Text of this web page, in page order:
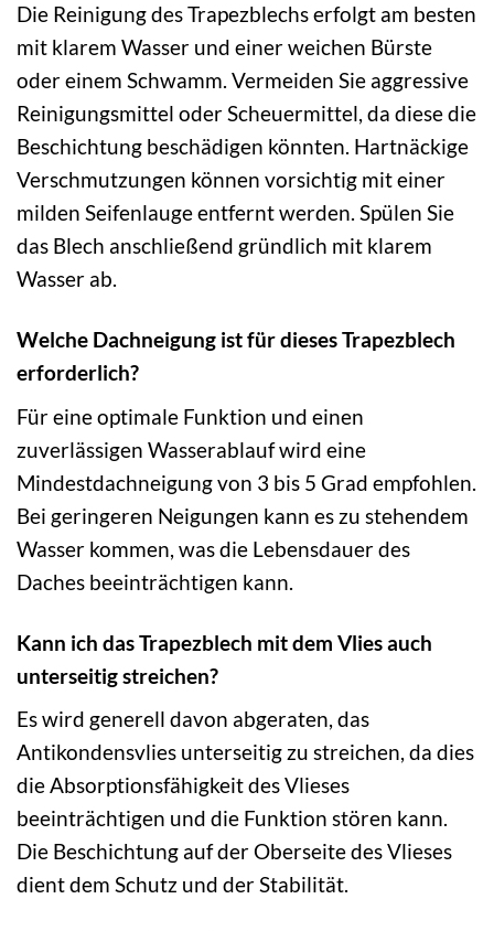
Die Reinigung des Trapezblechs erfolgt am besten
mit klarem Wasser und einer weichen Bürste
oder einem Schwamm. Vermeiden Sie aggressive
Reinigungsmittel oder Scheuermittel, da diese die
Beschichtung beschädigen könnten. Hartnäckige
Verschmutzungen können vorsichtig mit einer
milden Seifenlauge entfernt werden. Spülen Sie
das Blech anschließend gründlich mit klarem
Wasser ab.
Welche Dachneigung ist für dieses Trapezblech
erforderlich?
Für eine optimale Funktion und einen
zuverlässigen Wasserablauf wird eine
Mindestdachneigung von 3 bis 5 Grad empfohlen.
Bei geringeren Neigungen kann es zu stehendem
Wasser kommen, was die Lebensdauer des
Daches beeinträchtigen kann.
Kann ich das Trapezblech mit dem Vlies auch
unterseitig streichen?
Es wird generell davon abgeraten, das
Antikondensvlies unterseitig zu streichen, da dies
die Absorptionsfähigkeit des Vlieses
beeinträchtigen und die Funktion stören kann.
Die Beschichtung auf der Oberseite des Vlieses
dient dem Schutz und der Stabilität.